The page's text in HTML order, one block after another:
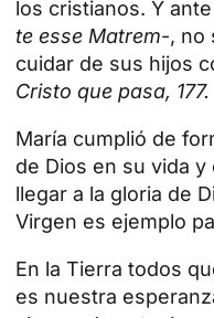
los cristianos. Y
te esse Matrem-, no
cuidar de sus hijos
Cristo que pasa, 177.
María cumplió de
de Dios en su vida
llegar a la gloria de
Virgen es ejemplo
En la Tierra todos
es nuestra